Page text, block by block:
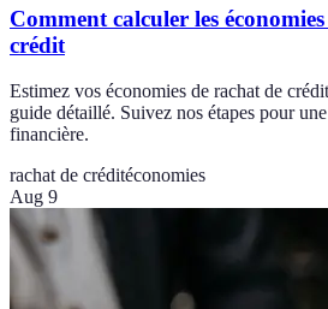
Comment calculer les
crédit
Estimez vos économies de rachat de
guide détaillé. Suivez nos étapes pour
financière.
rachat de créditéconomies
Aug 9